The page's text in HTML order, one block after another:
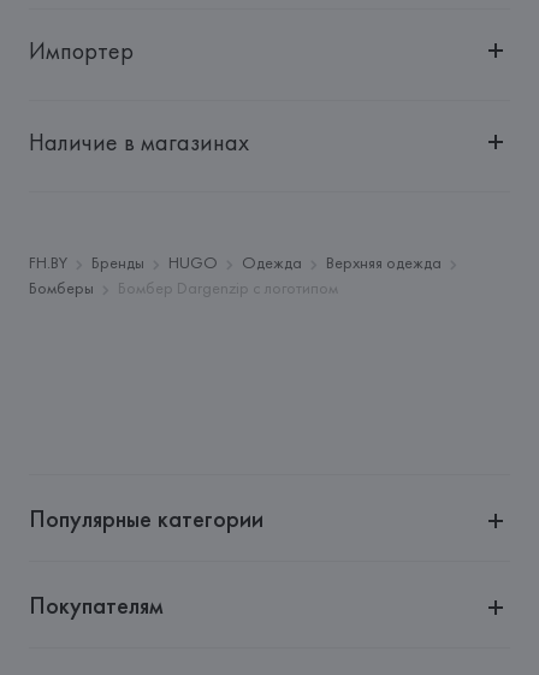
Импортер
"Авикойл Интернешнл"
Адрес:
ГЕРМАНИЯ, HUGO BOSS AG, Dieselstrasse 12, D-
72555 Metzingen,
Наличие в магазинах
FH.BY Бренды HUGO Одежда
Верхняя одежда
Бомберы
Бомбер Dargenzip с логотипом
Популярные категории
Покупателям